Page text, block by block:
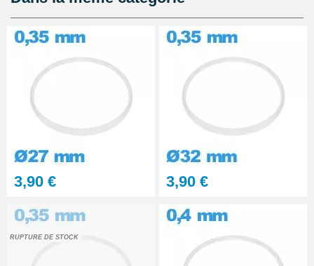
Kit Réparation Montre
23,90 €
3,90 € 3,90 €
RUPTURE DE STOCK